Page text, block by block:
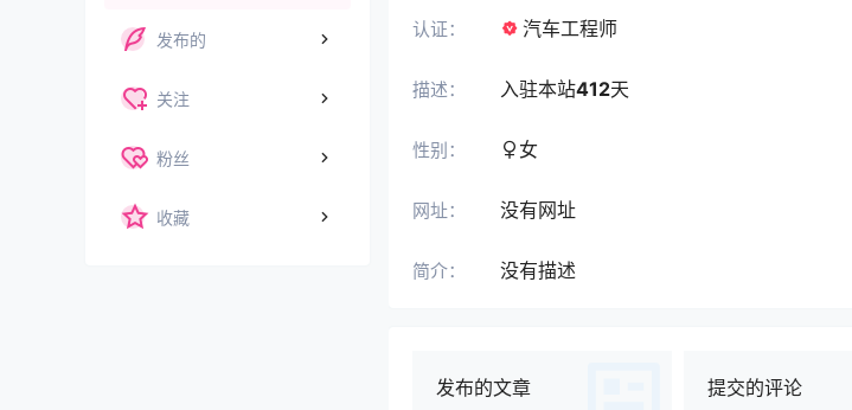
发布的
关注
粉丝
收藏
认证： 汽车工程师
描述： 入驻本站412天
性别： 女
网址： 没有网址
简介： 没有描述
发布的文章 提交的评论